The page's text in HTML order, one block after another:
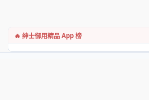
🔥 绅士御用精品 App 榜